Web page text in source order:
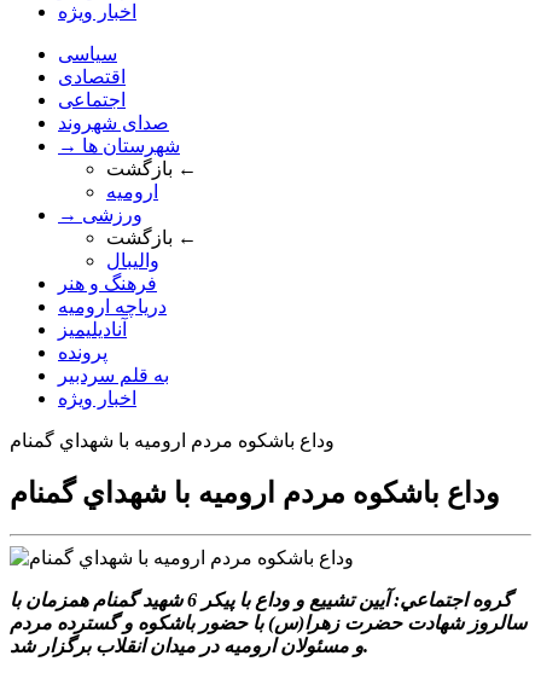
اخبار ویژه
سیاسی
اقتصادی
اجتماعی
صدای شهروند
→ شهرستان ها
بازگشت ←
ارومیه
→ ورزشی
بازگشت ←
والیبال
فرهنگ و هنر
دریاچه ارومیه
آنادیلیمیز
پرونده
به قلم سردبیر
اخبار ویژه
وداع باشکوه مردم اروميه با شهداي گمنام
وداع باشکوه مردم اروميه با شهداي گمنام
گروه اجتماعي: آيين تشييع و وداع با پيکر 6 شهيد گمنام همزمان با
سالروز شهادت حضرت زهرا(س) با حضور باشکوه و گسترده مردم
و مسئولان اروميه در ميدان انقلاب برگزار شد.